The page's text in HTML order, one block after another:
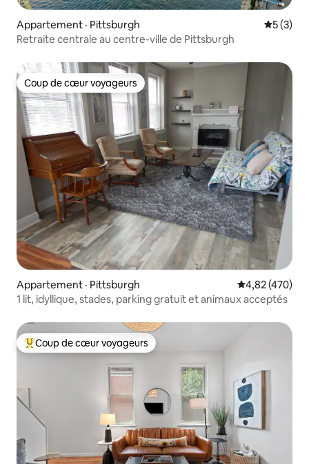
Appartement · Pittsburgh Note
5 (3)
Retraite centrale au centre-ville de Pittsburgh
Coup de cœur voyageurs
Coup de cœur voyageurs
Appartement · Pittsburgh Note
4,82 (470)
1 lit, idyllique, stades, parking gratuit et animaux acceptés
Coup de cœur voyageurs parmi les plus aimés
Coup de cœur voyageurs